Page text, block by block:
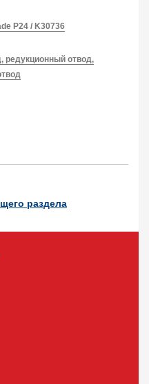
P24 / K30736
редукционный отвод,
раздела